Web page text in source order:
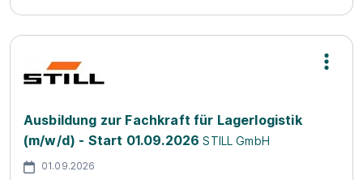
Ausbildung zur Fachkraft für Lagerlogistik
(m/w/d) - Start 01.09.2026 STILL GmbH
01.09.2026